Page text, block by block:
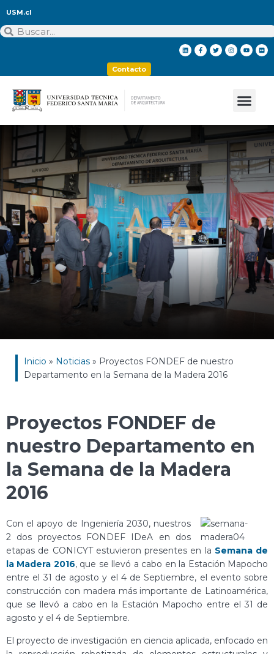
USM.cl
Contacto
Inicio » Noticias » Proyectos FONDEF de nuestro
Departamento en la Semana de la Madera 2016
Proyectos FONDEF de
nuestro Departamento en
la Semana de la Madera
2016
Con el apoyo de Ingeniería 2030, nuestros
2 dos proyectos FONDEF IDeA en dos
etapas de CONICYT estuvieron presentes en la Semana de
la Madera 2016, que se llevó a cabo en la Estación Mapocho
entre el 31 de agosto y el 4 de Septiembre, el evento sobre
construcción con madera más importante de Latinoamérica,
que se llevó a cabo en la Estación Mapocho entre el 31 de
agosto y el 4 de Septiembre.
El proyecto de investigación en ciencia aplicada, enfocado en